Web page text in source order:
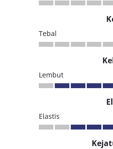
Tebal
Lembut
Elastis